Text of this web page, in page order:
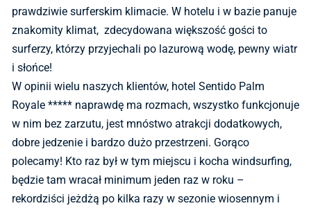
prawdziwie surferskim klimacie. W hotelu i w bazie panuje
znakomity klimat, zdecydowana większość gości to
surferzy, którzy przyjechali po lazurową wodę, pewny wiatr
i słońce!
W opinii wielu naszych klientów, hotel Sentido Palm
Royale ***** naprawdę ma rozmach, wszystko funkcjonuje
w nim bez zarzutu, jest mnóstwo atrakcji dodatkowych,
dobre jedzenie i bardzo dużo przestrzeni. Gorąco
polecamy! Kto raz był w tym miejscu i kocha windsurfing,
będzie tam wracał minimum jeden raz w roku –
rekordziści jeżdżą po kilka razy w sezonie wiosennym i